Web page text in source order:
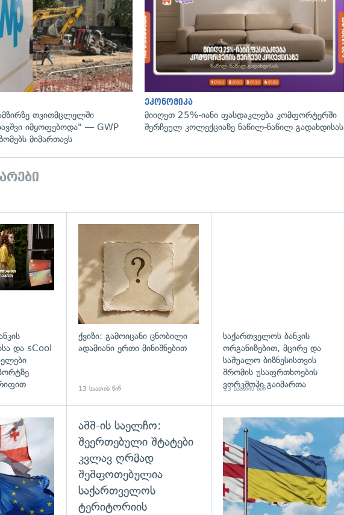
თვითმცლელში
იმყოფებოდა" — GWP
მიმართავს
ეკონომიკა
მიიღეთ 25%-იანი ფასდაკლება კომფორტერში
შერჩეულ კოლექციაზე ნაწილ-ნაწილ გადახდისას
და sCool
ქვიზი: გამოიცანი ცნობილი
ადამიანი ერთი მინიშნებით
13 საათის წინ
საქართველოს ბანკის
ორგანიზებით, მცირე და
საშუალო ბიზნესისთვის
შრომის უსაფრთხოების
ვორკშოპი გაიმართა
13 საათის წინ
გადახედვა
აშშ-ის საელჩო:
შეერთებული შტატები
კვლავ ღრმად
შეშფოთებულია
საქართველოს
ტერიტორიის